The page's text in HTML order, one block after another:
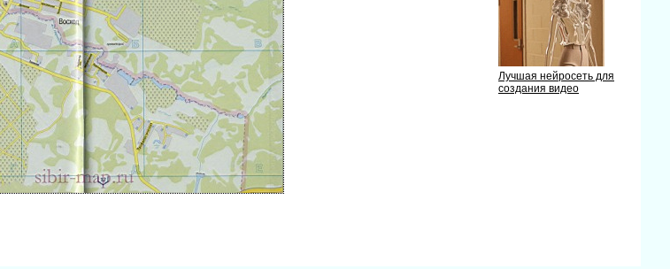
Лучшая нейросеть для
создания видео